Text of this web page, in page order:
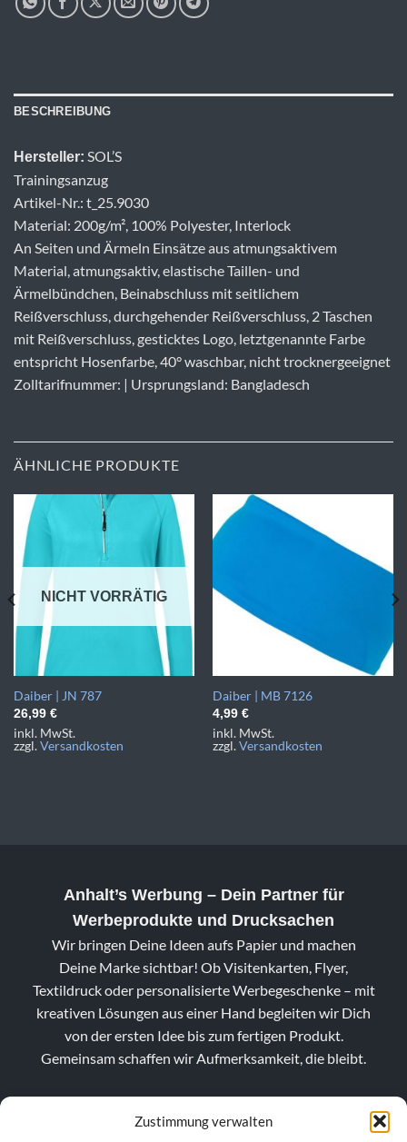
Zustimmung verwalten
BESCHREIBUNG
Hersteller: SOL’S
Trainingsanzug
Artikel-Nr.: t_25.9030
Material: 200g/m², 100% Polyester, Interlock
An Seiten und Ärmeln Einsätze aus atmungsaktivem
Material, atmungsaktiv, elastische Taillen- und
Ärmelbündchen, Beinabschluss mit seitlichem
Reißverschluss, durchgehender Reißverschluss, 2 Taschen
mit Reißverschluss, gesticktes Logo, letztgenannte Farbe
entspricht Hosenfarbe, 40° waschbar, nicht trocknergeeignet
Zolltarifnummer: | Ursprungsland: Bangladesch
ÄHNLICHE PRODUKTE
NICHT VORRÄTIG
Daiber | JN 787
26,99 €
inkl. MwSt.
zzgl.Versandkosten
Daiber | MB 7126
4,99 €
inkl. MwSt.
zzgl.Versandkosten
Anhalt’s Werbung – Dein Partner für
Werbeprodukte und Drucksachen
Wir bringen Deine Ideen aufs Papier und machen
Deine Marke sichtbar! Ob Visitenkarten, Flyer,
Textildruck oder personalisierte Werbegeschenke – mit
kreativen Lösungen aus einer Hand begleiten wir Dich
von der ersten Idee bis zum fertigen Produkt.
Gemeinsam schaffen wir Aufmerksamkeit, die bleibt.